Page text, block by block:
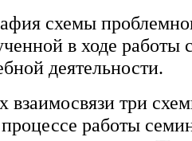
схемы
в ходе работы
деятельности.
взаимосвязи три
работы